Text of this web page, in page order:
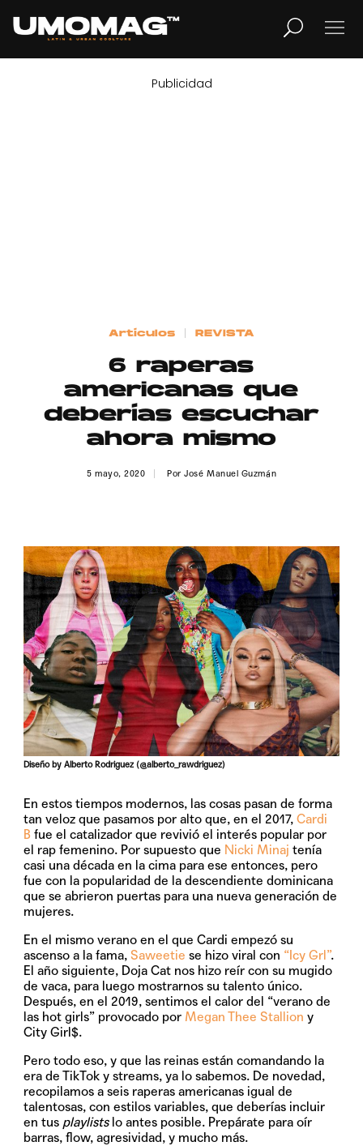
LIFESTYLE
Publicidad
Contacto
Aviso Legal
Publicidad
Artículos REVISTA
6 raperas
americanas que
deberías escuchar
ahora mismo
5 mayo, 2020 PorJosé Manuel Guzmán
Diseño by Alberto Rodriguez (@alberto_rawdriguez)
En estos tiempos modernos, las cosas pasan de forma
tan veloz que pasamos por alto que, en el 2017,Cardi
B fue el catalizador que revivió el interés popular por
el rap femenino. Por supuesto que Nicki Minaj tenía
casi una década en la cima para ese entonces, pero
fue con la popularidad de la descendiente dominicana
que se abrieron puertas para una nueva generación de
mujeres.
En el mismo verano en el que Cardi empezó su
ascenso a la fama,Saweetie se hizo viral con “Icy Grl”.
El año siguiente, Doja Cat nos hizo reír con su mugido
de vaca, para luego mostrarnos su talento único.
Después, en el 2019, sentimos el calor del “verano de
las hot girls” provocado por Megan Thee Stallion y
City Girl$.
Pero todo eso, y que las reinas están comandando la
era de TikTok y streams, ya lo sabemos. De novedad,
recopilamos a seis raperas americanas igual de
talentosas, con estilos variables, que deberías incluir
en tus playlistslo antes posible. Prepárate para oír
barras, flow, agresividad, y mucho más.